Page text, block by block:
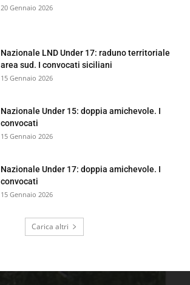
20 Gennaio 2026
Nazionale LND Under 17: raduno territoriale
area sud. I convocati siciliani
15 Gennaio 2026
Nazionale Under 15: doppia amichevole. I
convocati
15 Gennaio 2026
Nazionale Under 17: doppia amichevole. I
convocati
15 Gennaio 2026
Carica altri